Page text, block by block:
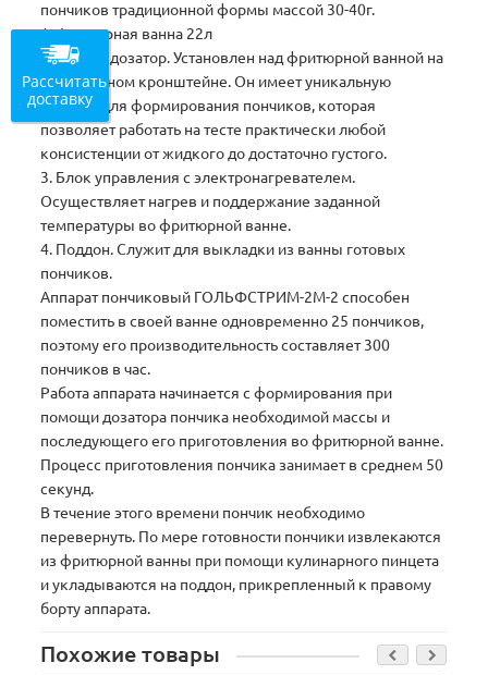
пончиков традиционной формы массой 30-40г.
1. Фритюрная ванна 22л
2. Ручной дозатор. Установлен над фритюрной ванной на
специальном кронштейне. Он имеет уникальную
головку для формирования пончиков, которая
позволяет работать на тесте практически любой
консистенции от жидкого до достаточно густого.
3. Блок управления с электронагревателем.
Осуществляет нагрев и поддержание заданной
температуры во фритюрной ванне.
4. Поддон. Служит для выкладки из ванны готовых
пончиков.
Аппарат пончиковый ГОЛЬФСТРИМ-2М-2 способен
поместить в своей ванне одновременно 25 пончиков,
поэтому его производительность составляет 300
пончиков в час.
Работа аппарата начинается с формирования при
помощи дозатора пончика необходимой массы и
последующего его приготовления во фритюрной ванне.
Процесс приготовления пончика занимает в среднем 50
секунд.
В течение этого времени пончик необходимо
перевернуть. По мере готовности пончики извлекаются
из фритюрной ванны при помощи кулинарного пинцета
и укладываются на поддон, прикрепленный к правому
борту аппарата.
Похожие товары
Рассчитать
доставку